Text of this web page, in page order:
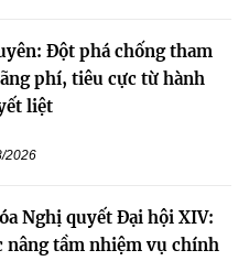
Đột phá chống tham
phí, tiêu cực từ hành
liệt
2026
Nghị quyết Đại hội XIV:
nâng tầm nhiệm vụ chính